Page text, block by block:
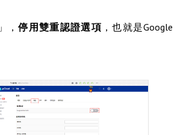
」，停用雙重認證選項 ，也就是Google